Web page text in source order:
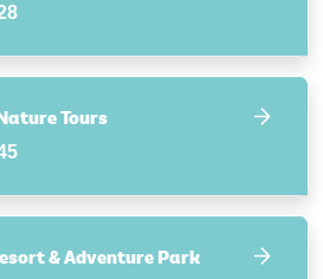
Tours
& Adventure Park